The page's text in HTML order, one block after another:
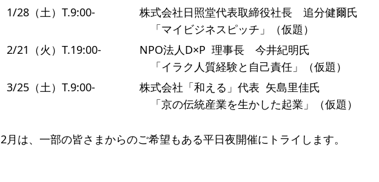
お手続き
寄付支援者
コラム
1/28（土）T.9:00-
株式会社日照堂代表取締役社長 追分健爾氏
「マイビジネスピッチ」（仮題）
2/21（火）T.19:00-
NPO法人D×P 理事長 今井紀明氏
「イラク人質経験と自己責任」（仮題）
3/25（土）T.9:00-
株式会社「和える」代表 矢島里佳氏
「京の伝統産業を生かした起業」（仮題）
2月は、一部の皆さまからのご希望もある平日夜開催にトライします。